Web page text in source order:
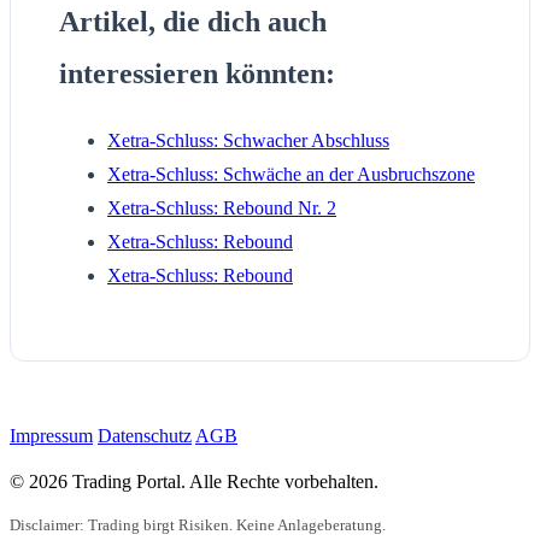
Artikel, die dich auch
interessieren könnten:
Xetra-Schluss: Schwacher Abschluss
Xetra-Schluss: Schwäche an der Ausbruchszone
Xetra-Schluss: Rebound Nr. 2
Xetra-Schluss: Rebound
Xetra-Schluss: Rebound
Impressum Datenschutz AGB
© 2026 Trading Portal. Alle Rechte vorbehalten.
Disclaimer: Trading birgt Risiken. Keine Anlageberatung.